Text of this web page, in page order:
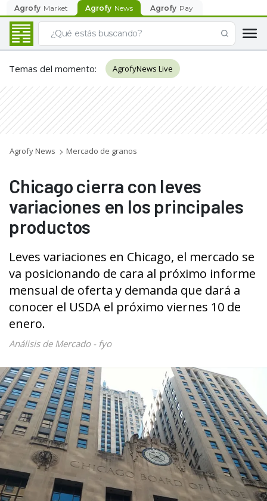
Agrofy Market Agrofy News Agrofy Pay
Temas del momento: AgrofyNews Live
Agrofy News Mercado de granos
Chicago cierra con leves
variaciones en los principales
productos
Leves variaciones en Chicago, el mercado se
va posicionando de cara al próximo informe
mensual de oferta y demanda que dará a
conocer el USDA el próximo viernes 10 de
enero.
Análisis de Mercado - fyo